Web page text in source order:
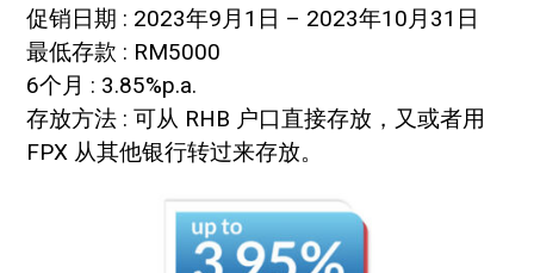
促销日期 : 2023年9月1日 – 2023年10月31日
最低存款 : RM5000
6个月 : 3.85%p.a.
存放方法 : 可从 RHB 户口直接存放，又或者用
FPX 从其他银行转过来存放。